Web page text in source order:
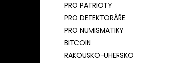
PRO PATRIOTY
PRO DETEKTORÁŘE
PRO NUMISMATIKY
BITCOIN
RAKOUSKO-UHERSKO